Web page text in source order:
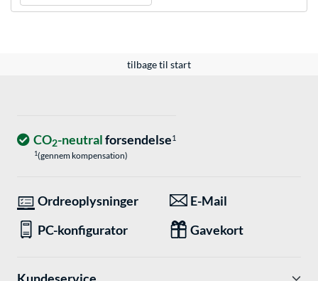
tilbage til start
CO2-neutralforsendelse1
1(gennem kompensation)
Ordreoplysninger
E-Mail
PC-konfigurator
Gavekort